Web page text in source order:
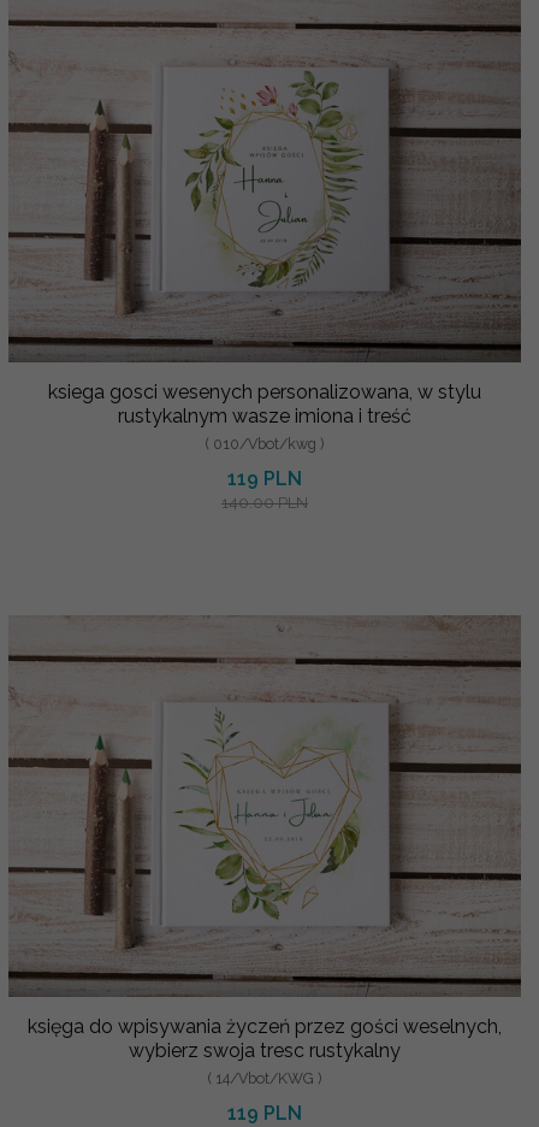
ksiega gosci wesenych personalizowana, w stylu
rustykalnym wasze imiona i treść
( 010/Vbot/kwg )
119 PLN
140.00 PLN
księga do wpisywania życzeń przez gości weselnych,
wybierz swoja tresc rustykalny
( 14/Vbot/KWG )
119 PLN